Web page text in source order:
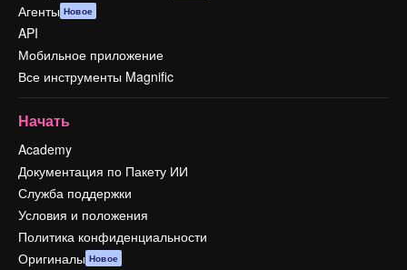
Агенты Новое
API
Мобильное приложение
Все инструменты Magnific
Начать
Academy
Документация по Пакету ИИ
Служба поддержки
Условия и положения
Политика конфиденциальности
Оригиналы Новое